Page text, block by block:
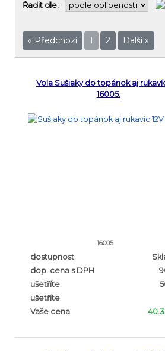
Řadit dle:
« Předchozí 1 2 Další »
Vola Sušiaky do topánok aj
16005.
16005
dostupnost
dop. cena s DPH
ušetříte
ušetříte
Vaše cena